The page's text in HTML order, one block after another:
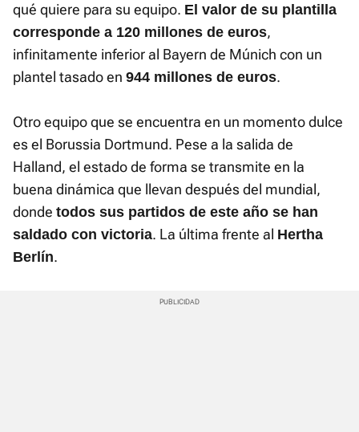
qué quiere para su equipo. El valor de su plantilla
corresponde a 120 millones de euros,
infinitamente inferior al Bayern de Múnich con un
plantel tasado en 944 millones de euros.
Otro equipo que se encuentra en un momento dulce
es el Borussia Dortmund. Pese a la salida de
Halland, el estado de forma se transmite en la
buena dinámica que llevan después del mundial,
donde todos sus partidos de este año se han
saldado con victoria. La última frente al Hertha
Berlín.